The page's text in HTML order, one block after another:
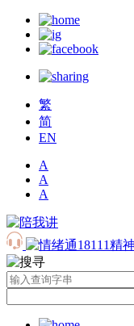
繁
简
EN
A
A
A